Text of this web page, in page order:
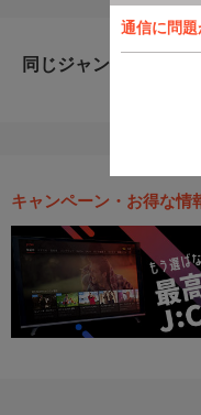
通信に問
同じジャンルのおすす
キャンペーン・お得な情